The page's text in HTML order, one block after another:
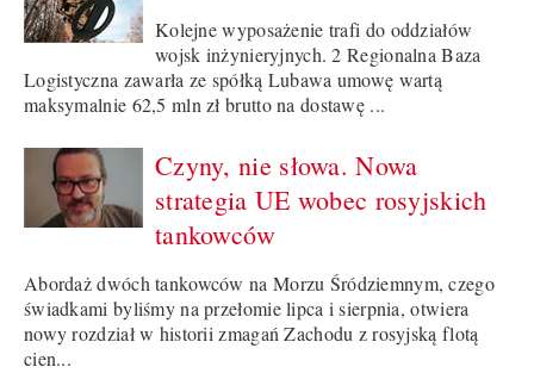
Kolejne wyposażenie trafi do oddziałów
wojsk inżynieryjnych. 2 Regionalna Baza
Logistyczna zawarła ze spółką Lubawa umowę wartą
maksymalnie 62,5 mln zł brutto na dostawę ...
Czyny, nie słowa. Nowa
strategia UE wobec rosyjskich
tankowców
Abordaż dwóch tankowców na Morzu Śródziemnym, czego
świadkami byliśmy na przełomie lipca i sierpnia, otwiera
nowy rozdział w historii zmagań Zachodu z rosyjską flotą
cien...